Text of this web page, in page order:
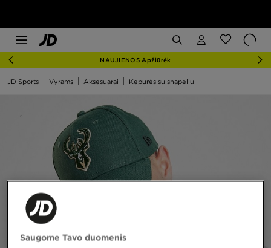
NAUJIENOS Apžiūrėk
JD Sports Vyrams Aksesuarai Kepurės su snapeliu
Saugome Tavo duomenis